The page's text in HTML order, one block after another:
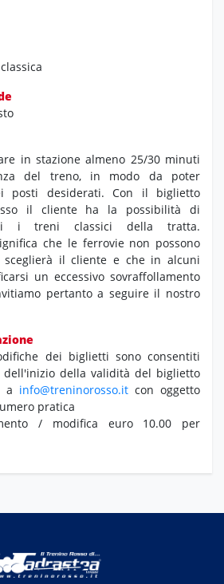
in stazione almeno 25/30 minuti
del treno, in modo da poter
posti desiderati. Con il biglietto
il cliente ha la possibilità di
i treni classici della tratta.
che le ferrovie non possono
sceglierà il cliente e che in alcuni
un eccessivo sovraffollamento
pertanto a seguire il nostro
dei biglietti sono consentiti
della validità del biglietto
a info@treninorosso.itcon oggetto
pratica
/ modifica euro 10.00 per